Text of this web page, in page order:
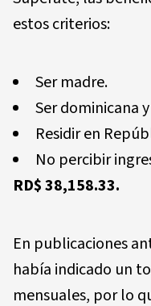
estos criterios:
Ser madre.
Ser dominicana
Residir en
No percibir
RD$ 38,158.33.
En publicaciones
había indicado un
mensuales, por lo